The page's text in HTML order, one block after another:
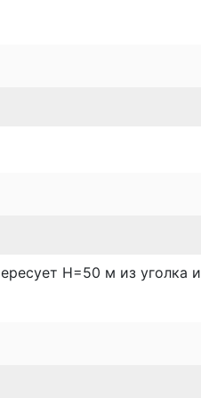
Н=50 м из уголка и